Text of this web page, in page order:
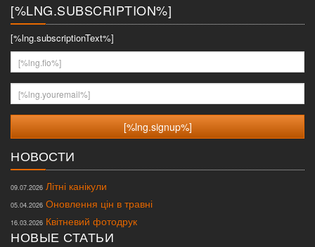
[%LNG.SUBSCRIPTION%]
[%lng.subscriptionText%]
[%lng.fio%]
[%lng.youremail%]
НОВОСТИ
09.07.2026 Літні канікули
05.04.2026 Оновлення цін в травні
16.03.2026 Квітневий фотодрук
НОВЫЕ СТАТЬИ